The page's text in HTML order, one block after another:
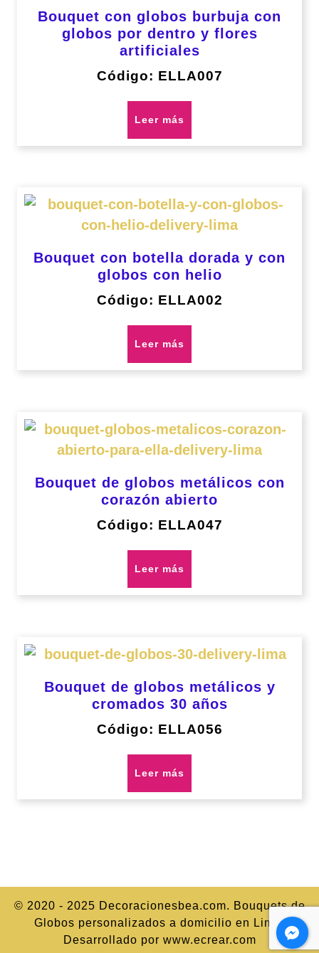
Bouquet con globos burbuja con
globos por dentro y flores
artificiales
Código: ELLA007
Leer más
Bouquet con botella dorada y con
globos con helio
Código: ELLA002
Leer más
Bouquet de globos metálicos con
corazón abierto
Código: ELLA047
Leer más
Bouquet de globos metálicos y
cromados 30 años
Código: ELLA056
Leer más
© 2020 - 2025 Decoracionesbea.com. Bouquets de
Globos personalizados a domicilio en Lima.
Desarrollado por www.ecrear.com